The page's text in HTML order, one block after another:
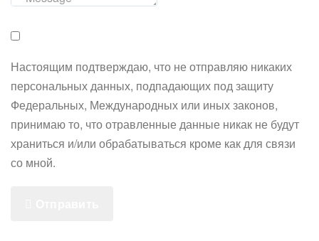
Настоящим подтверждаю, что не отправляю никаких
персональных данных, подпадающих под защиту
Федеральных, Международных или иных законов,
принимаю то, что отравленные данные никак не будут
храниться и/или обрабатываться кроме как для связи
со мной.